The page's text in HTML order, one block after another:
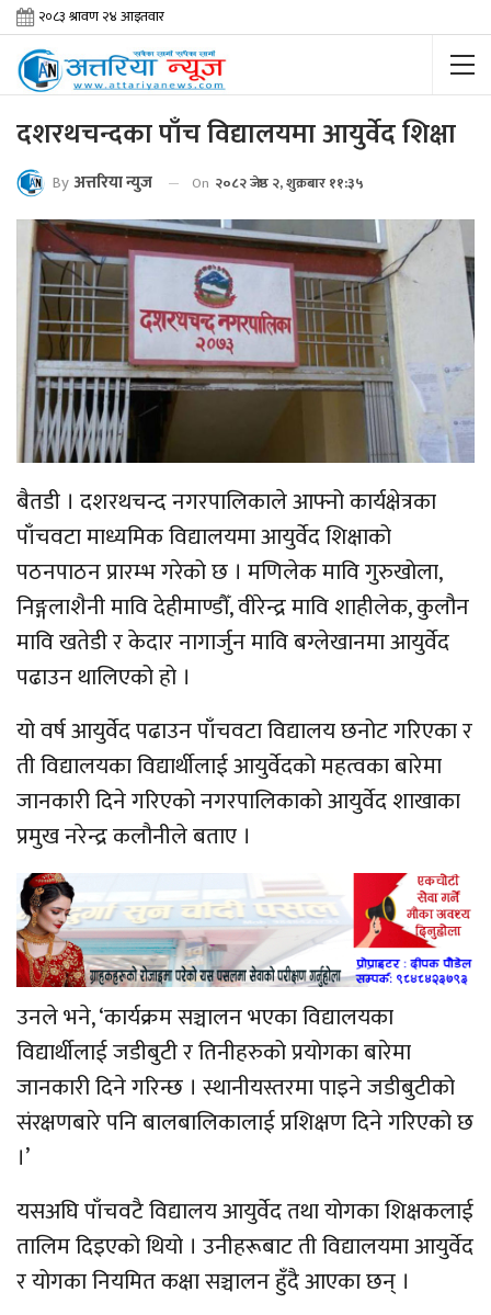
दशरथचन्दका पाँच विद्यालयमा आयुर्वेद शिक्षा
By अत्तरिया न्युज On २०८२ जेष्ठ २, शुक्रबार ११:३५
बैतडी । दशरथचन्द नगरपालिकाले आफ्नो कार्यक्षेत्रका
पाँचवटा माध्यमिक विद्यालयमा आयुर्वेद शिक्षाको
पठनपाठन प्रारम्भ गरेको छ । मणिलेक मावि गुरुखोला,
निङ्गलाशैनी मावि देहीमाण्डौँ, वीरेन्द्र मावि शाहीलेक, कुलौन
मावि खतेडी र केदार नागार्जुन मावि बग्लेखानमा आयुर्वेद
पढाउन थालिएको हो ।
यो वर्ष आयुर्वेद पढाउन पाँचवटा विद्यालय छनोट गरिएका र
ती विद्यालयका विद्यार्थीलाई आयुर्वेदको महत्वका बारेमा
जानकारी दिने गरिएको नगरपालिकाको आयुर्वेद शाखाका
प्रमुख नरेन्द्र कलौनीले बताए ।
उनले भने, ‘कार्यक्रम सञ्चालन भएका विद्यालयका
विद्यार्थीलाई जडीबुटी र तिनीहरुको प्रयोगका बारेमा
जानकारी दिने गरिन्छ । स्थानीयस्तरमा पाइने जडीबुटीको
संरक्षणबारे पनि बालबालिकालाई प्रशिक्षण दिने गरिएको छ
।’
यसअघि पाँचवटै विद्यालय आयुर्वेद तथा योगका शिक्षकलाई
तालिम दिइएको थियो । उनीहरूबाट ती विद्यालयमा आयुर्वेद
र योगका नियमित कक्षा सञ्चालन हुँदै आएका छन् ।